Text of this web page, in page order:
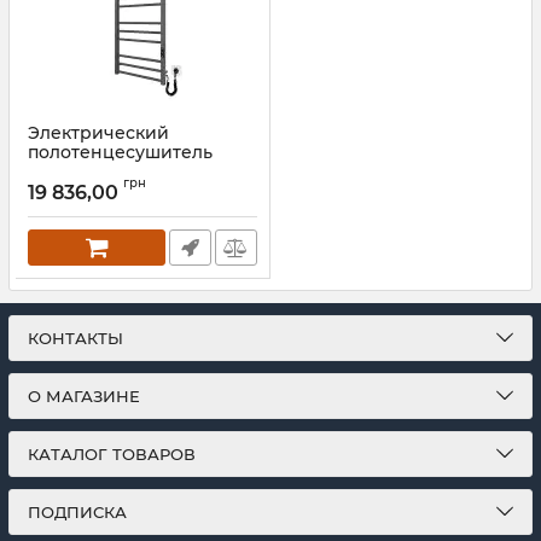
Электрический
полотенцесушитель
1100х500/80 TR К графит
Артикул:2.2.1610.03.P-GR
19 836,00 грн
КОНТАКТЫ
О МАГАЗИНЕ
КАТАЛОГ ТОВАРОВ
ПОДПИСКА